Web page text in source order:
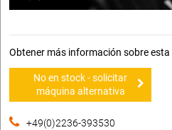
Obtener más información sobre esta
No en stock - solicitar
máquina alternativa
+49(0)2236-393530